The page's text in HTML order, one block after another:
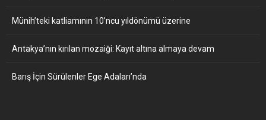
Münih’teki katliamının 10’ncu yıldönümü üzerine
Antakya’nın kırılan mozaiği: Kayıt altına almaya devam
Barış İçin Sürülenler Ege Adaları’nda